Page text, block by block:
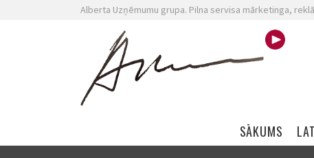
Alberta Uzņēmumu grupa. Pilna servisa mārketinga,
Skip navigation
SĀKUMS